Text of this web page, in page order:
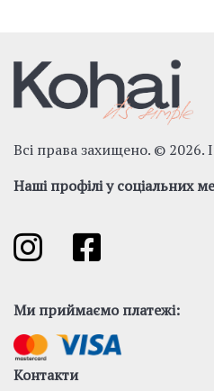
Всі права захищено. © 2026.
Наші профілі у соціальних
Ми приймаємо платежі:
Контакти